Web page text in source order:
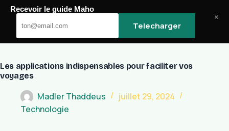
Passer
contenu
Maho
Les applications indispensables pour faciliter vos
voyages
Madler Thaddeus
juillet 29, 2024
Technologie
Recevoir le guide Maho
Telecharger
×